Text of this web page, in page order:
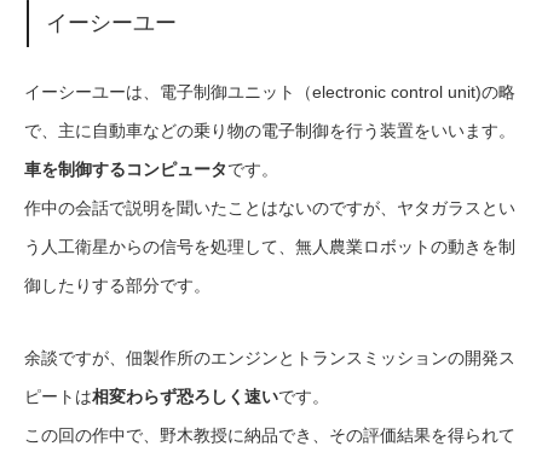
イーシーユー
イーシーユーは、電子制御ユニット（electronic control unit)の略
で、主に自動車などの乗り物の電子制御を行う装置をいいます。
車を制御するコンピュータです。
作中の会話で説明を聞いたことはないのですが、ヤタガラスとい
う人工衛星からの信号を処理して、無人農業ロボットの動きを制
御したりする部分です。
余談ですが、佃製作所のエンジンとトランスミッションの開発ス
ピートは相変わらず恐ろしく速いです。
この回の作中で、野木教授に納品でき、その評価結果を得られて